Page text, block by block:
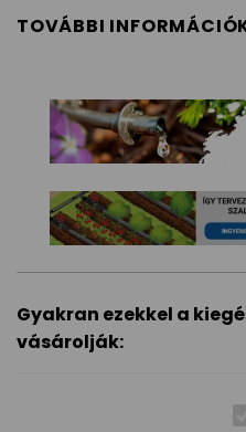
TOVÁBBI
Gyakran ezekkel a
vásárolják: